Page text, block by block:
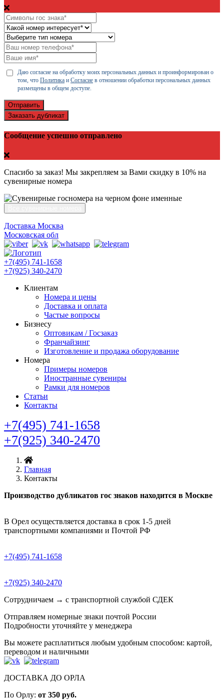
Даю согласие на обработку моих персональных данных и проинформирован о
том, что Политика и Согласие в отношении обработки персональных данных
размещены в общем доступе.
Отправить
Заказать дубликат
Сообщение успешно отправлено
Спасибо за заказ! Мы закрепляем за Вами скидку в 10% на
сувенирные номера
Доставка Москва
Московская обл
+7(495) 741-1658
+7(925) 340-2470
Клиентам
Номера и цены
Доставка и оплата
Частые вопросы
Бизнесу
Оптовикам / Госзаказ
Франчайзинг
Изготовление и продажа оборудование
Номера
Примеры номеров
Иностранные сувениры
Рамки для номеров
Статьи
Контакты
+7(495) 741-1658
+7(925) 340-2470
Главная
Контакты
Производство дубликатов гос знаков находится в Москве
В Орел осуществляется доставка в срок 1-5 дней
транспортными компаниями и Почтой РФ
+7(495) 741-1658
+7(925) 340-2470
Сотрудничаем → с транспортной службой СДЕК
Отправляем номерные знаки почтой России
Подробности уточняйте у менеджера
Вы можете расплатиться любым удобным способом: картой,
переводом и наличными
ДОСТАВКА ДО ОРЛА
По Орлу: от 350 руб.